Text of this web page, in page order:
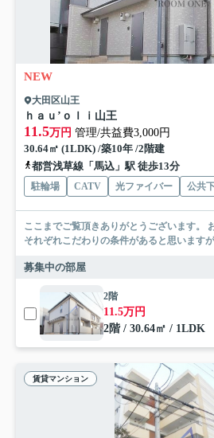
NEW
大田区山王
ｈａｕ’ｏｌｉ山王
11.5万円 管理/共益費3,000円
30.64㎡ (1LDK) /築10年 /2階建
都営浅草線「馬込」駅 徒歩13分
駐輪場 CATV 光ファイバー 公共
ここまでご覧頂きありがとうございます。 お部屋探しの際には、皆さま
それぞれこだわりの条件があると思います
募集中の部屋
2階
11.5万円
2階 / 30.64㎡ / 1LDK
賃貸マンション